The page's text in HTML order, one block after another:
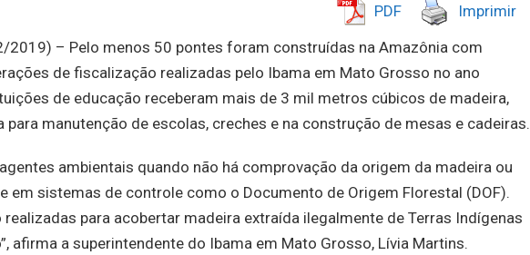
PDF Imprimir
2019) – Pelo menos 50 pontes foram construídas na Amazônia com
de fiscalização realizadas pelo Ibama em Mato Grosso no ano
de educação receberam mais de 3 mil metros cúbicos de madeira,
manutenção de escolas, creches e na construção de mesas e cadeiras.
ambientais quando não há comprovação da origem da madeira ou
em sistemas de controle como o Documento de Origem Florestal (DOF).
para acobertar madeira extraída ilegalmente de Terras Indígenas
afirma a superintendente do Ibama em Mato Grosso, Lívia Martins.